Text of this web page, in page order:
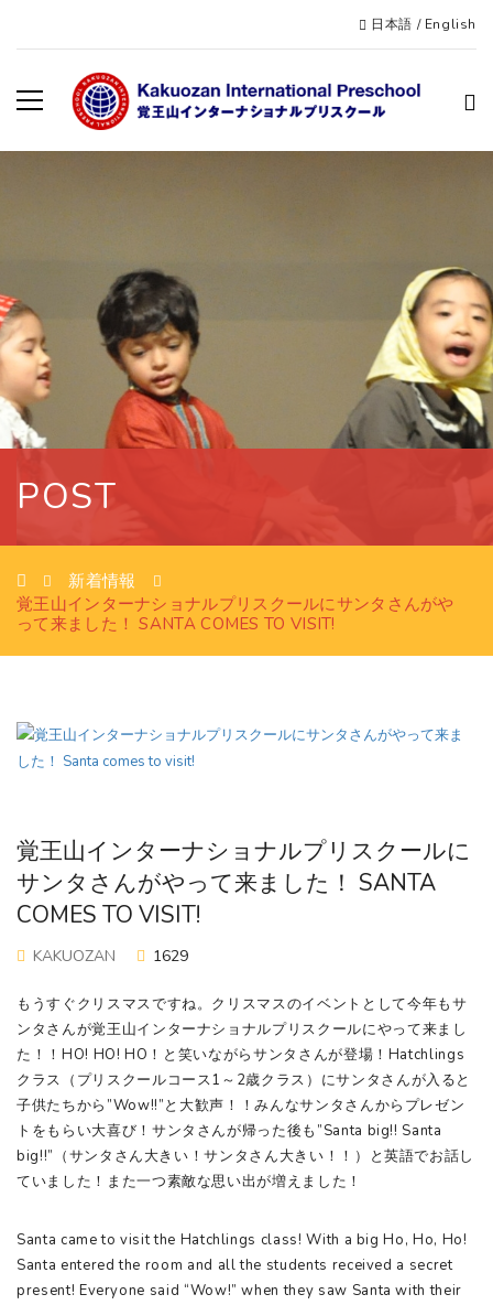
日本語 / English
POST
新着情報
覚王山インターナショナルプリスクールにサンタさんがや
って来ました！ SANTA COMES TO VISIT!
覚王山インターナショナルプリスクールに
サンタさんがやって来ました！ SANTA
COMES TO VISIT!
KAKUOZAN 1629
もうすぐクリスマスですね。クリスマスのイベントとして今年もサ
ンタさんが覚王山インターナショナルプリスクールにやって来まし
た！！HO! HO! HO！と笑いながらサンタさんが登場！Hatchlings
クラス（プリスクールコース1～2歳クラス）にサンタさんが入ると
子供たちから”Wow!!”と大歓声！！みんなサンタさんからプレゼン
トをもらい大喜び！サンタさんが帰った後も”Santa big!! Santa
big!!”（サンタさん大きい！サンタさん大きい！！）と英語でお話し
ていました！また一つ素敵な思い出が増えました！
Santa came to visit the Hatchlings class! With a big Ho, Ho, Ho!
Santa entered the room and all the students received a secret
present! Everyone said “Wow!” when they saw Santa with their